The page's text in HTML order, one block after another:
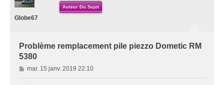
Auteur Du Sujet
Globe67
Problème remplacement pile piezzo Dometic RM
5380
M
e
mar. 15 janv. 2019 22:10